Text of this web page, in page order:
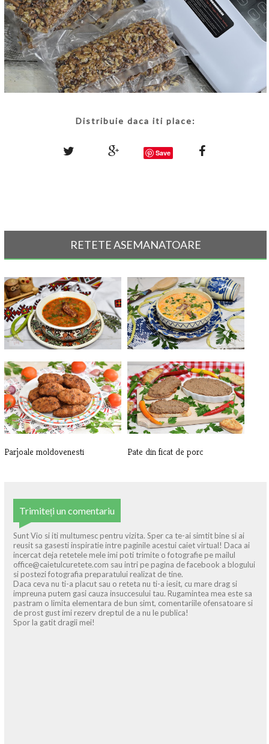
Distribuie daca iti place:
Save
RETETE ASEMANATOARE
Varza dulce cu zeama
Ciorba de pastai cu smantana si
afu[...]
Parjoale moldovenesti Pate din ficat de porc
Trimiteți un comentariu
Sunt Vio si iti multumesc pentru vizita. Sper ca te-ai simtit bine si ai
reusit sa gasesti inspiratie intre paginile acestui caiet virtual! Daca ai
incercat deja retetele mele imi poti trimite o fotografie pe mailul
office@caietulcuretete.com sau intri pe pagina de facebook a blogului
si postezi fotografia preparatului realizat de tine.
Daca ceva nu ti-a placut sau o reteta nu ti-a iesit, cu mare drag si
impreuna putem gasi cauza insuccesului tau. Rugamintea mea este sa
pastram o limita elementara de bun simt, comentariile ofensatoare si
de prost gust imi rezerv dreptul de a nu le publica!
Spor la gatit dragii mei!